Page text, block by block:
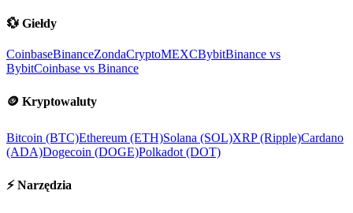
💱 Giełdy
CoinbaseBinanceZondaCryptoMEXCBybitBinance vs
BybitCoinbase vs Binance
🪙 Kryptowaluty
Bitcoin (BTC)Ethereum (ETH)Solana (SOL)XRP (Ripple)Cardano
(ADA)Dogecoin (DOGE)Polkadot (DOT)
⚡ Narzędzia